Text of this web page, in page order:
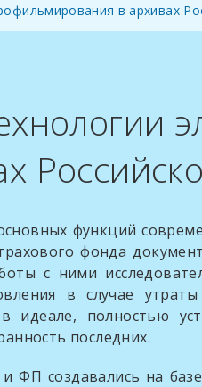
в архивах
функций
фонда
с ними
в случае
полностью
последних.
на базе